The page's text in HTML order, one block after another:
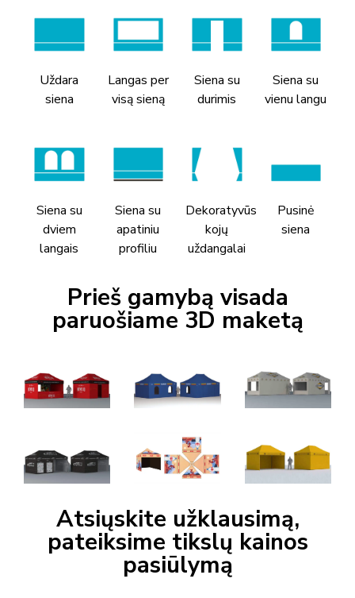
Uždara
siena
Langas per
visą sieną
Siena su
durimis
Siena su
vienu langu
Siena su
dviem
langais
Siena su
apatiniu
profiliu
Dekoratyvūs
kojų
uždangalai
Pusinė
siena
Prieš gamybą visada
paruošiame 3D maketą
Atsiųskite užklausimą,
pateiksime tikslų kainos
pasiūlymą